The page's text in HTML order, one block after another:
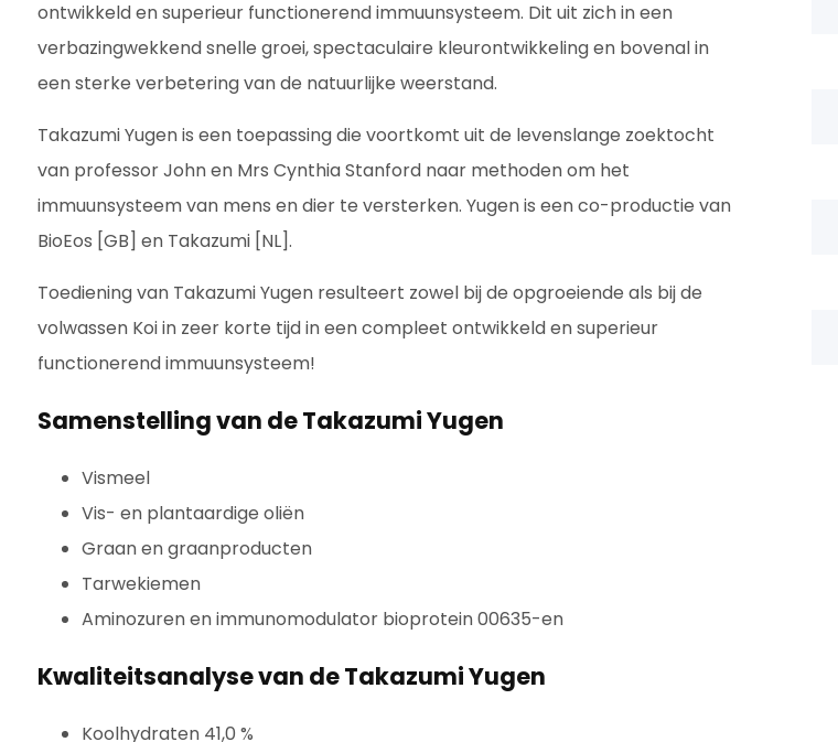
ontwikkeld en superieur functionerend immuunsysteem. Dit uit zich in een
verbazingwekkend snelle groei, spectaculaire kleurontwikkeling en bovenal in
een sterke verbetering van de natuurlijke weerstand.
Takazumi Yugen is een toepassing die voortkomt uit de levenslange zoektocht
van professor John en Mrs Cynthia Stanford naar methoden om het
immuunsysteem van mens en dier te versterken. Yugen is een co-productie van
BioEos [GB] en Takazumi [NL].
Toediening van Takazumi Yugen resulteert zowel bij de opgroeiende als bij de
volwassen Koi in zeer korte tijd in een compleet ontwikkeld en superieur
functionerend immuunsysteem!
Samenstelling van de Takazumi Yugen
Vismeel
Vis- en plantaardige oliën
Graan en graanproducten
Tarwekiemen
Aminozuren en immunomodulator bioprotein 00635-en
Kwaliteitsanalyse van de Takazumi Yugen
Koolhydraten 41,0 %